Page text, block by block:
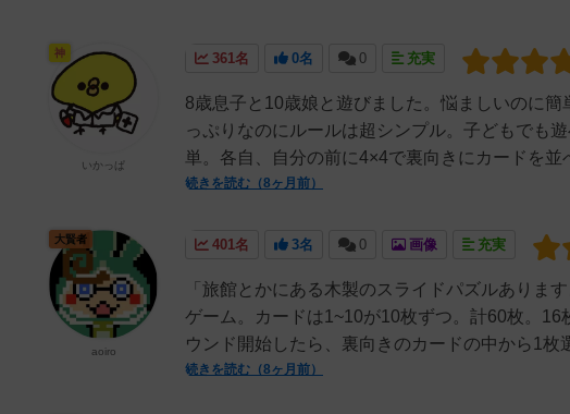
361名 0名 0 充実
8歳息子と10歳娘と遊びました。悩ましいのに
っぷりなのにルールは超シンプル。子どもでも
単。各自、自分の前に4×4で裏向きにカードを並
続きを読む（8ヶ月前）
神
いかっぱ
401名 3名 0 画像 充実
「旅館とかにある木製のスライドパズルありま
ゲーム。カードは1~10が10枚ずつ。計60枚。
ウンド開始したら、裏向きのカードの中から1枚
続きを読む（8ヶ月前）
大賢者
aoiro